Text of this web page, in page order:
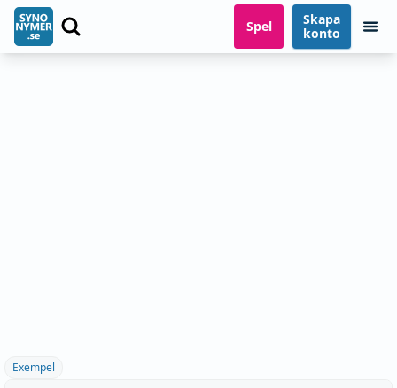
Spel
Skapa
konto
Exempel